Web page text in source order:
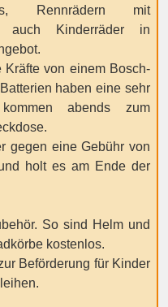
Rennrädern mit
auch Kinderräder in
von einem Bosch-
haben eine sehr
abends zum
gegen eine Gebühr von
holt es am Ende der
So sind Helm und
kostenlos.
Beförderung für Kinder